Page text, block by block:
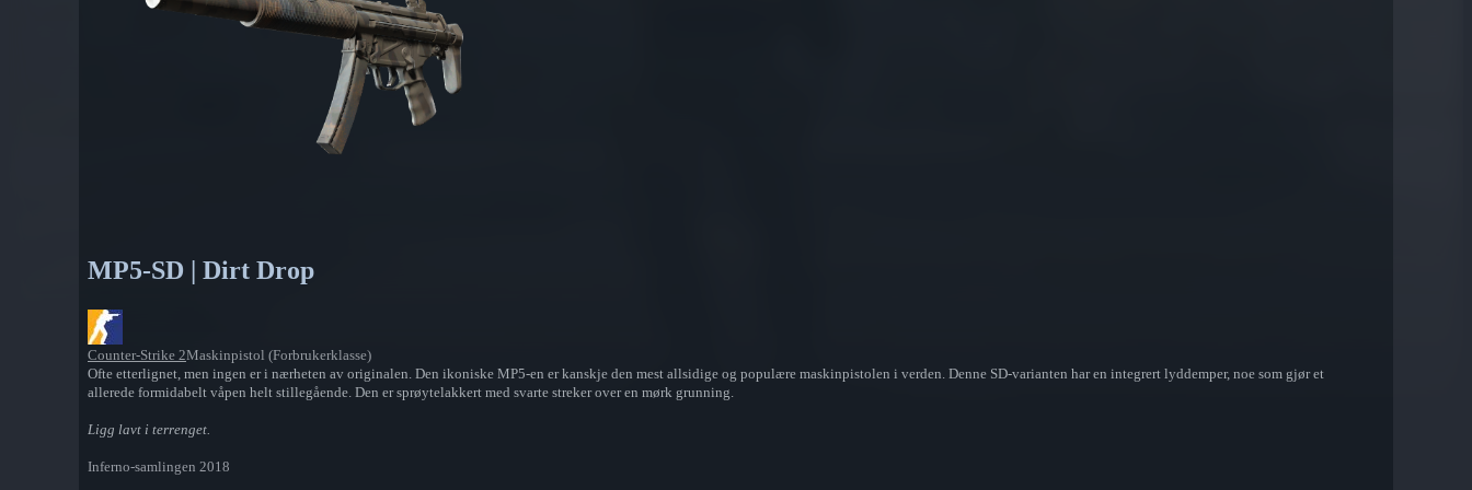
MP5-SD | Dirt Drop
Counter-Strike 2Maskinpistol (Forbrukerklasse)
Ofte etterlignet, men ingen er i nærheten av originalen. Den ikoniske MP5-en er kanskje den mest allsidige og populære maskinpistolen i verden. Denne SD-varianten har en integrert lyddemper, noe som gjør et
allerede formidabelt våpen helt stillegående. Den er sprøytelakkert med svarte streker over en mørk grunning.
Ligg lavt i terrenget.
Inferno-samlingen 2018